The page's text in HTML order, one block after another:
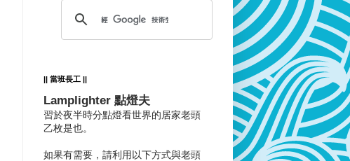
|| 當班長工 ||
Lamplighter 點燈夫
習於夜半時分點燈看世界的居家老頭
乙枚是也。
如果有需要，請利用以下方式與老頭